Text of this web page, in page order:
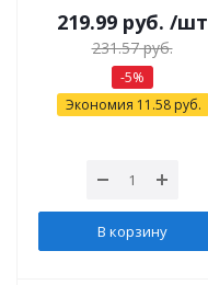
219.99руб. /шт
231.57руб.
-5%
Экономия 11.58 руб.
В корзину